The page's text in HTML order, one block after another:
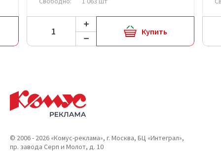
Купить
© 2006 - 2026 «Комус-реклама», г. Москва, БЦ «Интеграл»,
пр. завода Серп и Молот, д. 10